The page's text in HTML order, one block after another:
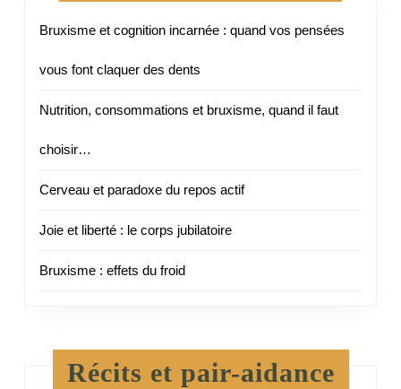
Bruxisme et cognition incarnée : quand vos pensées
vous font claquer des dents
Nutrition, consommations et bruxisme, quand il faut
choisir…
Cerveau et paradoxe du repos actif
Joie et liberté : le corps jubilatoire
Bruxisme : effets du froid
Récits et pair-aidance